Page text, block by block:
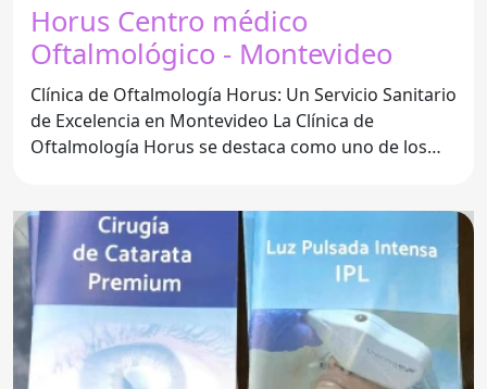
Horus Centro médico
Oftalmológico - Montevideo
Clínica de Oftalmología Horus: Un Servicio Sanitario
de Excelencia en Montevideo La Clínica de
Oftalmología Horus se destaca como uno de los